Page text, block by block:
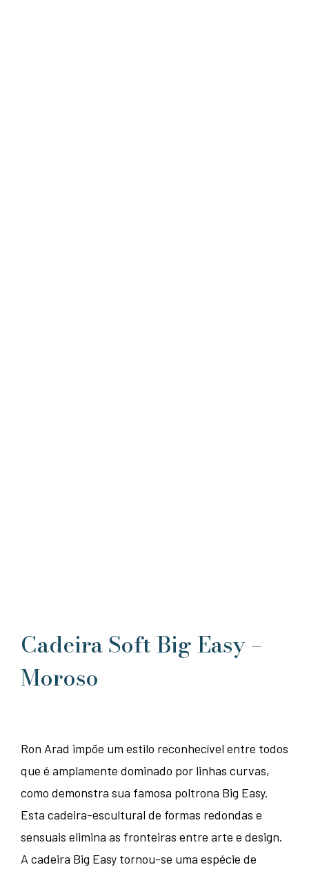
Cadeira Soft Big Easy –
Moroso
Ron Arad impõe um estilo reconhecível entre todos
que é amplamente dominado por linhas curvas,
como demonstra sua famosa poltrona Big Easy.
Esta cadeira-escultural de formas redondas e
sensuais elimina as fronteiras entre arte e design.
A cadeira Big Easy tornou-se uma espécie de